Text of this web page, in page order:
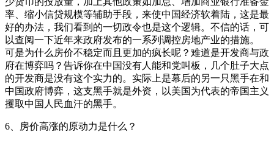
率、缩小信贷规模等辅助手段，来使中国经济软着陆，这是最
好的办法，我们看到的一切政令也是这个逻辑。不信的话，可
以查阅一下近年来政府发布的一系列调控房地产业的措施。
可是为什么房价不稳定而且更加的疯长呢？难道是开发商与政
府在博弈吗？告诉你在中国没有人能和党叫板，几个肚子大点
的开发商是没有这个实力的。实际上是幕后的另一只黑手在和
中国政府博弈，这支黑手就是外资，以美国为代表的帝国主义
攫取中国人民血汗的黑手。
6、房价高涨的原动力是什么？